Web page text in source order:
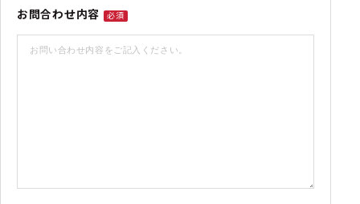
お問合わせ内容 必須